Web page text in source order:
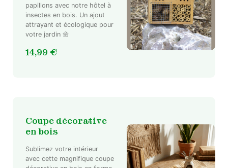
papillons avec notre hôtel à
insectes en bois. Un ajout
attrayant et écologique pour
votre jardin 🌼
14,99 €
Coupe décorative
en bois
Sublimez votre intérieur
avec cette magnifique coupe